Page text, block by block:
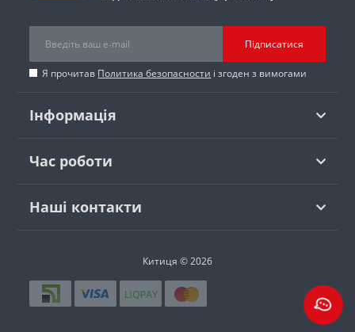
Підписатися
Я прочитав Политика безопасности і згоден з вимогами
Інформація
Час роботи
Наші контакти
Китиця © 2026